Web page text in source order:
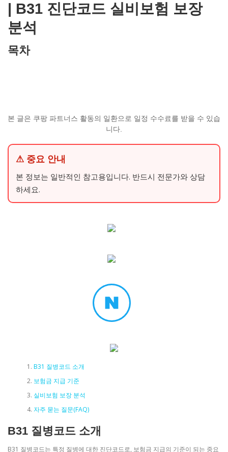
| B31 진단코드 실비보험 보장
분석
목차
본 글은 쿠팡 파트너스 활동의 일환으로 일정 수수료를 받을 수 있습
니다.
⚠ 중요 안내
본 정보는 일반적인 참고용입니다. 반드시 전문가와 상담
하세요.
B31 질병코드 소개
보험금 지급 기준
실비보험 보장 분석
자주 묻는 질문(FAQ)
B31 질병코드 소개
B31 질병코드는 특정 질병에 대한 진단코드로, 보험금 지급의 기준이 되는 중요